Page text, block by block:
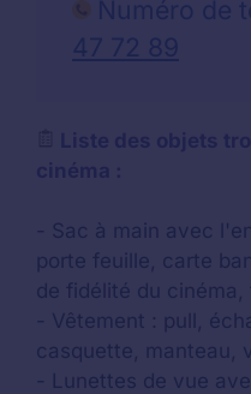
- Sac à main avec
porte feuille, carte
de fidélité du
- Vêtement : pull,
casquette, manteau,
- Lunettes de vue